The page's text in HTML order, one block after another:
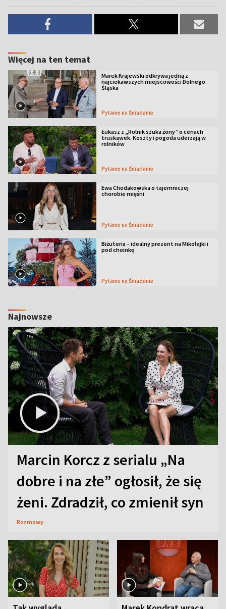
Więcej na ten temat
Marek Krajewski odkrywa jedną z
najciekawszych miejscowości Dolnego
Śląska
Pytanie na Śniadanie
Łukasz z „Rolnik szuka żony” o cenach
truskawek. Koszty i pogoda uderzają w
rolników
Pytanie na Śniadanie
Ewa Chodakowska o tajemniczej
chorobie mięśni
Pytanie na Śniadanie
Biżuteria – idealny prezent na Mikołajki i
pod choinkę
Pytanie na Śniadanie
Najnowsze
Marcin Korcz z serialu „Na
dobre i na złe” ogłosił, że się
żeni. Zdradził, co zmienił syn
Rozmowy